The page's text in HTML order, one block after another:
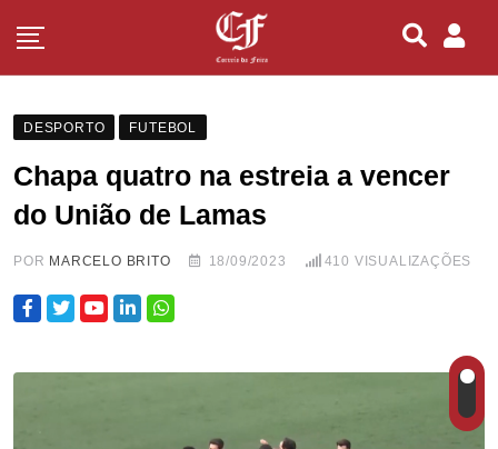
DESPORTO FUTEBOL
Chapa quatro na estreia a vencer
do União de Lamas
POR MARCELO BRITO 18/09/2023 410 VISUALIZAÇÕES